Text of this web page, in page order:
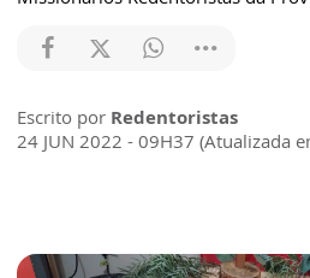
Escrito por Redentoristas
24 JUN 2022 - 09H37 (Atualizada